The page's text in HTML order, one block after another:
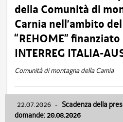
della Comunità di
Carnia nell’ambito
“REHOME”
INTERREG ITALIA-
Comunità di montagna della Carnia
22.07.2026 - Scadenza della
domande: 20.08.2026